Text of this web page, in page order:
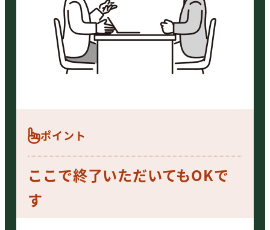
ニーズやご予算に合わせた生成AI導
入支援が可能です。
ポイント
ここで終了いただいてもOKで
す